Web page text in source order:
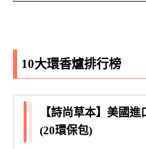
10大環香爐排行榜
【詩尚草本】美國
(20環保包)